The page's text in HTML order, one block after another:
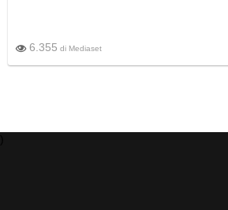
6.355 di Mediaset